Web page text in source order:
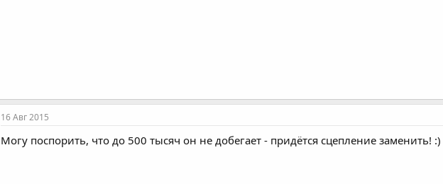
16 Авг 2015
Могу поспорить, что до 500 тысяч он не добегает - придётся сцепление заменить! :)